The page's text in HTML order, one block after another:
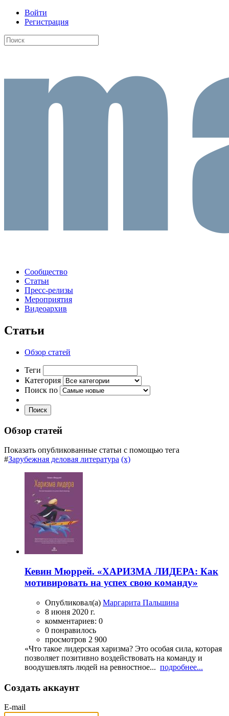
Войти
Регистрация
Сообщество
Статьи
Пресс-релизы
Мероприятия
Видеоархив
Статьи
Обзор статей
Теги
Категория
Поиск по
Поиск
Обзор статей
Показать опубликованные статьи с помощью тега
#Зарубежная деловая литература (x)
Кевин Мюррей. «ХАРИЗМА ЛИДЕРА: Как
мотивировать на успех свою команду»
Опубликовал(а) Маргарита Пальшина
8 июня 2020 г.
комментариев: 0
0 понравилось
просмотров 2 900
«Что такое лидерская харизма? Это особая сила, которая
позволяет позитивно воздействовать на команду и
воодушевлять людей на ревностное... подробнее...
Создать аккаунт
E-mail